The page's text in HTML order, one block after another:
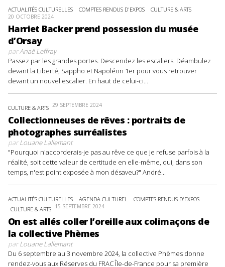
ACTUALITÉS CULTURELLES COMPTES RENDUS D'EXPOS CULTURE & ARTS
20 OCTOBRE 2024
Harriet Backer prend possession du musée
d’Orsay
parAnaë Leffray
Passez par les grandes portes. Descendez les escaliers. Déambulez
devant la Liberté, Sappho et Napoléon 1er pour vous retrouver
devant un nouvel escalier. En haut de celui-ci...
CULTURE & ARTS 29 SEPTEMBRE 2024
Collectionneuses de rêves : portraits de
photographes surréalistes
parLouane Lallemant
"Pourquoi n'accorderais-je pas au rêve ce que je refuse parfois à la
réalité, soit cette valeur de certitude en elle-même, qui, dans son
temps, n'est point exposée à mon désaveu?" André...
ACTUALITÉS CULTURELLES AGENDA CULTUREL
COMPTES RENDUS D'EXPOS
CULTURE & ARTS 15 SEPTEMBRE 2024
On est allés coller l’oreille aux colimaçons de
la collective Phèmes
parLouane Lallemant
Du 6 septembre au 3 novembre 2024, la collective Phèmes donne
rendez-vous aux Réserves du FRAC Île-de-France pour sa première